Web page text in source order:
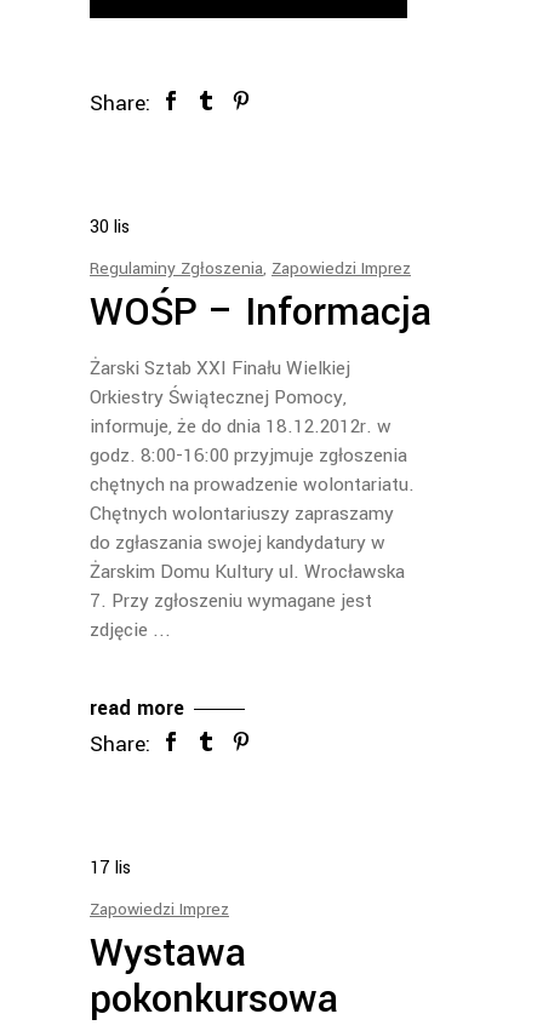
Share:
30lis
Regulaminy Zgłoszenia, Zapowiedzi Imprez
WOŚP – Informacja
Żarski Sztab XXI Finału Wielkiej
Orkiestry Świątecznej Pomocy,
informuje, że do dnia 18.12.2012r. w
godz. 8:00-16:00 przyjmuje zgłoszenia
chętnych na prowadzenie wolontariatu.
Chętnych wolontariuszy zapraszamy
do zgłaszania swojej kandydatury w
Żarskim Domu Kultury ul. Wrocławska
7. Przy zgłoszeniu wymagane jest
zdjęcie
read more
Share:
17 lis
Zapowiedzi Imprez
Wystawa
pokonkursowa